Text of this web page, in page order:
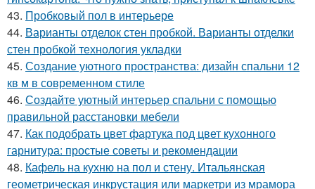
43. Пробковый пол в интерьере
44. Варианты отделок стен пробкой. Варианты отделки
стен пробкой технология укладки
45. Создание уютного пространства: дизайн спальни 12
кв м в современном стиле
46. Создайте уютный интерьер спальни с помощью
правильной расстановки мебели
47. Как подобрать цвет фартука под цвет кухонного
гарнитура: простые советы и рекомендации
48. Кафель на кухню на пол и стену. Итальянская
геометрическая инкрустация или маркетри из мрамора